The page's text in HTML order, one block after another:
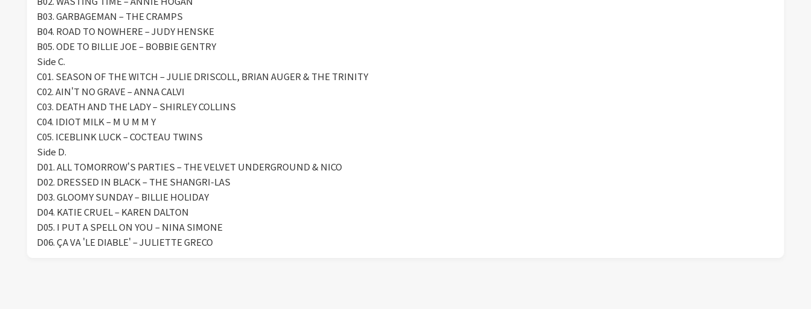
B03. GARBAGEMAN – THE CRAMPS
B04. ROAD TO NOWHERE – JUDY HENSKE
B05. ODE TO BILLIE JOE – BOBBIE GENTRY
Side C.
C01. SEASON OF THE WITCH – JULIE DRISCOLL, BRIAN AUGER & THE TRINITY
C02. AIN'T NO GRAVE – ANNA CALVI
C03. DEATH AND THE LADY – SHIRLEY COLLINS
C04. IDIOT MILK – M U M M Y
C05. ICEBLINK LUCK – COCTEAU TWINS
Side D.
D01. ALL TOMORROW'S PARTIES – THE VELVET UNDERGROUND & NICO
D02. DRESSED IN BLACK – THE SHANGRI-LAS
D03. GLOOMY SUNDAY – BILLIE HOLIDAY
D04. KATIE CRUEL – KAREN DALTON
D05. I PUT A SPELL ON YOU – NINA SIMONE
D06. ÇA VA 'LE DIABLE' – JULIETTE GRECO